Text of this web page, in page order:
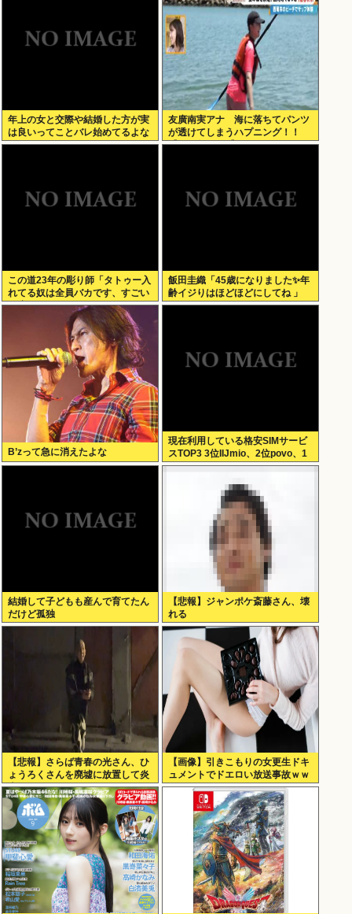
年上の女と交際や結婚した方が実
は良いってことバレ始めてるよな
友廣南実アナ 海に落ちてパンツ
が透けてしまうハプニング！！
【GIF動画あり】
この道23年の彫り師「タトゥー入
れてる奴は全員バカです、すごい
民度低い」
飯田圭織「45歳になりました✨年
齢イジりはほどほどにしてね 」
B’zって急に消えたよな
現在利用している格安SIMサービ
スTOP3 3位IIJmio、2位povo、1
位ahamo
結婚して子どもも産んで育てたん
だけど孤独
【悲報】ジャンポケ斎藤さん、壊
れる
【悲報】さらば青春の光さん、ひ
ょうろくさんを廃墟に放置して炎
上www
【画像】引きこもりの女更生ドキ
ュメントでドエロい放送事故ｗｗ
ｗ